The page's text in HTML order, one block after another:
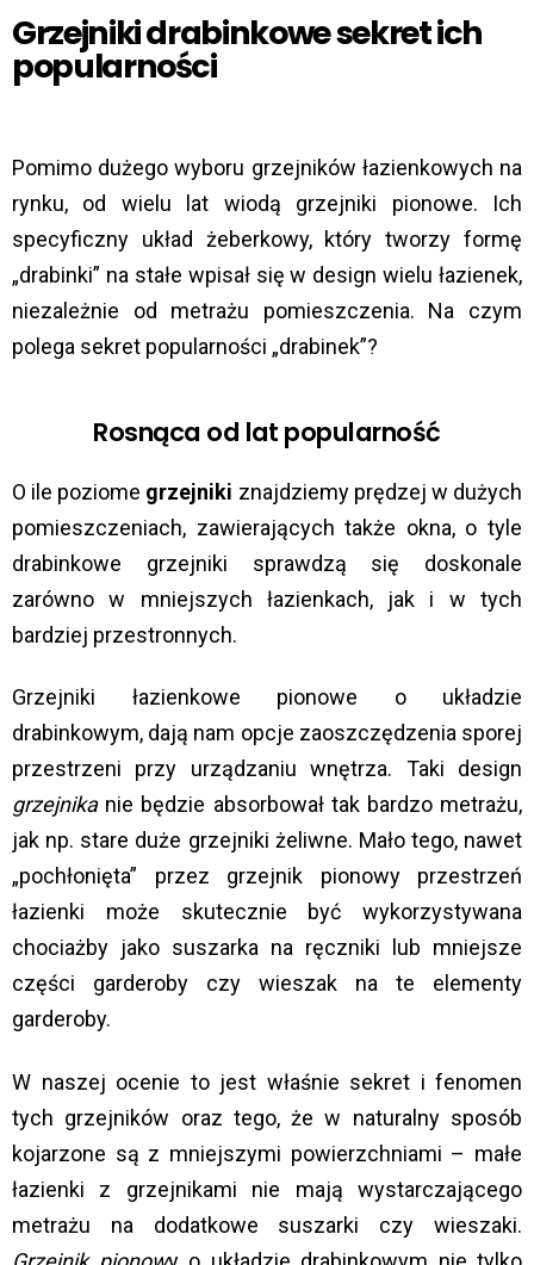
Grzejniki drabinkowe sekret ich
popularności
Pomimo dużego wyboru grzejników łazienkowych na
rynku, od wielu lat wiodą grzejniki pionowe. Ich
specyficzny układ żeberkowy, który tworzy formę
„drabinki” na stałe wpisał się w design wielu łazienek,
niezależnie od metrażu pomieszczenia. Na czym
polega sekret popularności „drabinek”?
Rosnąca od lat popularność
O ile poziome grzejniki znajdziemy prędzej w dużych
pomieszczeniach, zawierających także okna, o tyle
drabinkowe grzejniki sprawdzą się doskonale
zarówno w mniejszych łazienkach, jak i w tych
bardziej przestronnych.
Grzejniki łazienkowe pionowe o układzie
drabinkowym, dają nam opcje zaoszczędzenia sporej
przestrzeni przy urządzaniu wnętrza. Taki design
grzejnikanie będzie absorbował tak bardzo metrażu,
jak np. stare duże grzejniki żeliwne. Mało tego, nawet
„pochłonięta” przez grzejnik pionowy przestrzeń
łazienki może skutecznie być wykorzystywana
chociażby jako suszarka na ręczniki lub mniejsze
części garderoby czy wieszak na te elementy
garderoby.
W naszej ocenie to jest właśnie sekret i fenomen
tych grzejników oraz tego, że w naturalny sposób
kojarzone są z mniejszymi powierzchniami – małe
łazienki z grzejnikami nie mają wystarczającego
metrażu na dodatkowe suszarki czy wieszaki.